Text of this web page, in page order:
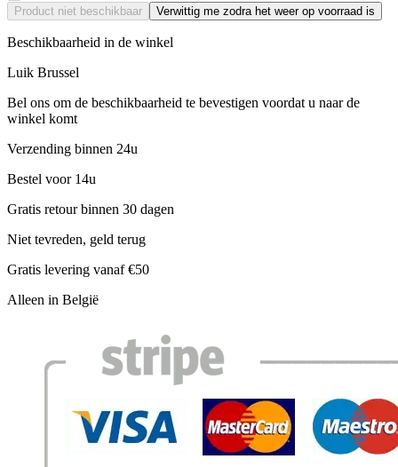
Product niet beschikbaar Verwittig me zodra het weer op voorraad is
Beschikbaarheid in de winkel
Luik Brussel
Bel ons om de beschikbaarheid te bevestigen voordat u naar de
winkel komt
Verzending binnen 24u
Bestel voor 14u
Gratis retour binnen 30 dagen
Niet tevreden, geld terug
Gratis levering vanaf €50
Alleen in België